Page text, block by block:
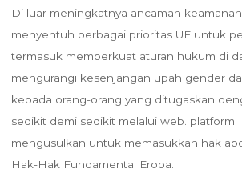
Di luar meningkatnya ancaman
menyentuh berbagai prioritas UE untuk
termasuk memperkuat aturan hukum di
mengurangi kesenjangan upah gender
kepada orang-orang yang ditugaskan
sedikit demi sedikit melalui web. platform.
mengusulkan untuk memasukkan hak
Hak-Hak Fundamental Eropa.